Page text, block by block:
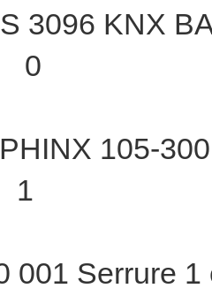
3096 KNX
0
105-
001